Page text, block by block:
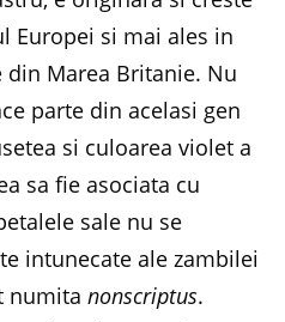
Europei si mai ales in
Marea Britanie. Nu
parte din acelasi gen
si culoarea violet a
sa fie asociata cu
sale nu se
intunecate ale zambilei
numita nonscriptus.